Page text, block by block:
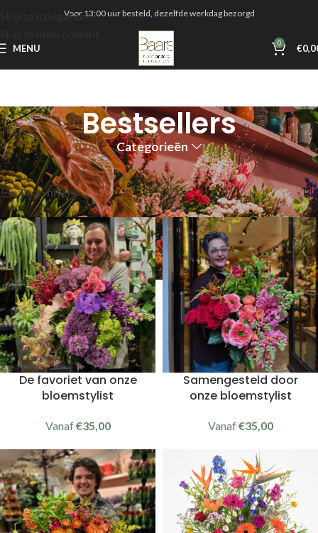
Skip to navigationVoor 13:00 uur besteld, dezelfde werkdag bezorgd
MENU 0 €
Bestsellers
Categorieën
Home Shop Bestsellers Toont alle 15 resultaten
Toon filters
De favoriet van onze
bloemstylist
Vanaf€35,00
Samengesteld door
onze bloemstylist
Vanaf€35,00